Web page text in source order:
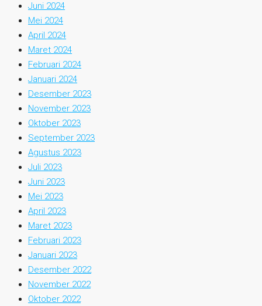
Juni 2024
Mei 2024
April 2024
Maret 2024
Februari 2024
Januari 2024
Desember 2023
November 2023
Oktober 2023
September 2023
Agustus 2023
Juli 2023
Juni 2023
Mei 2023
April 2023
Maret 2023
Februari 2023
Januari 2023
Desember 2022
November 2022
Oktober 2022